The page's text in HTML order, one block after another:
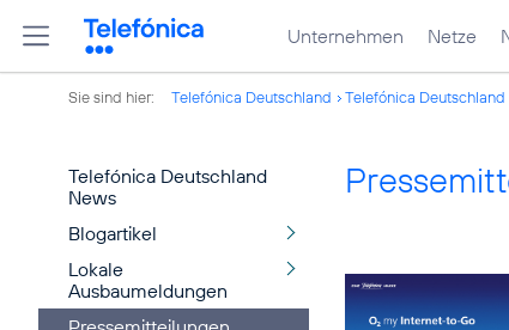
Unternehmen Netze
Sie sind hier: Telefónica Deutschland Telefónica Deutschland
Telefónica Deutschland
News
Blogartikel
Lokale
Ausbaumeldungen